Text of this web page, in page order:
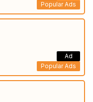
Popular Ads
Popular Ads
Ad